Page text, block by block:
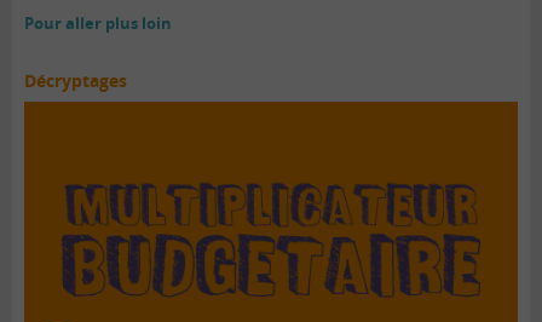
Pour aller plus loin
Décryptages